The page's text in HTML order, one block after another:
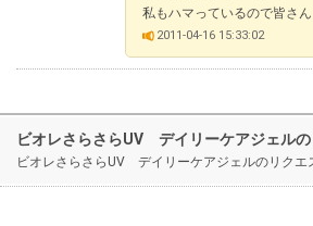
私もハマっているので皆さ
2011-04-16 15:33:02
ビオレさらさらUV デイリーケアジェルの
ビオレさらさらUV デイリーケアジェルのリクエ